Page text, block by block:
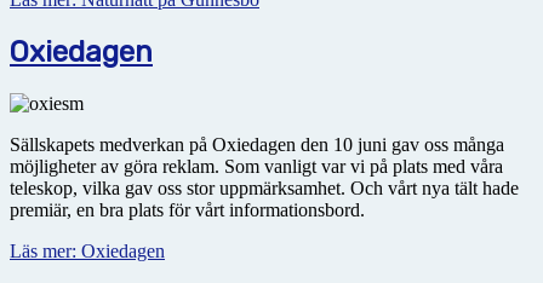
Oxiedagen
Sällskapets medverkan på Oxiedagen den 10 juni gav oss många
möjligheter av göra reklam. Som vanligt var vi på plats med våra
teleskop, vilka gav oss stor uppmärksamhet. Och vårt nya tält hade
premiär, en bra plats för vårt informationsbord.
Läs mer: Oxiedagen